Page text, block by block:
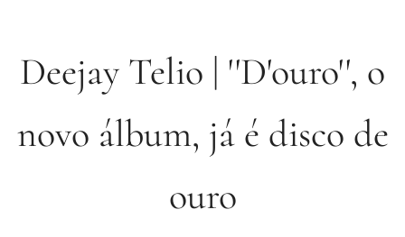
Deejay Telio | ''D'ouro'', o
novo álbum, já é disco de
ouro